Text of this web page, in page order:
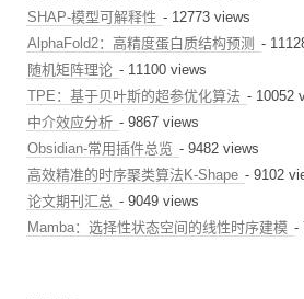
SHAP-模型可解释性 - 12773 views
AlphaFold2：高精度蛋白质结构预测 -
随机矩阵理论 - 11100 views
TPE：基于贝叶斯的超参优化算法 - 10052
中介效应分析 - 9867 views
Obsidian-常用插件总览 - 9482 views
高效精准的时序聚类算法K-Shape - 9102
论文期刊汇总 - 9049 views
Mamba：选择性状态空间的线性时序建模 -